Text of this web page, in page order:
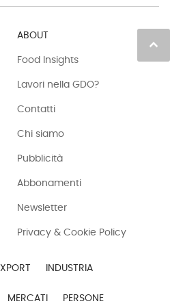
keyboard_arrow_up
ABOUT
Food Insights
Lavori nella GDO?
Contatti
Chi siamo
Pubblicità
Abbonamenti
Newsletter
Privacy & Cookie Policy
INDUSTRIA
MERCATI PERSONE